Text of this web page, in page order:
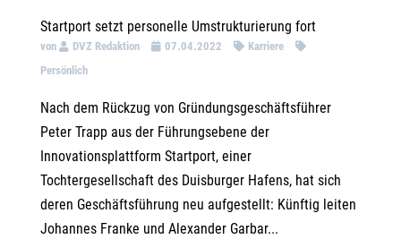
Startport setzt personelle Umstrukturierung fort
von DVZ Redaktion 07.04.2022
Karriere
Persönlich
Nach dem Rückzug von Gründungsgeschäftsführer
Peter Trapp aus der Führungsebene der
Innovationsplattform Startport, einer
Tochtergesellschaft des Duisburger Hafens, hat sich
deren Geschäftsführung neu aufgestellt: Künftig leiten
Johannes Franke und Alexander Garbar...